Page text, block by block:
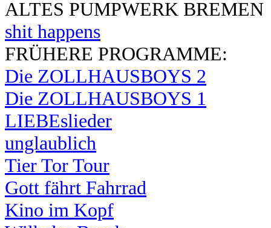
ALTES PUMPWERK BREMEN
shit happens
FRÜHERE PROGRAMME:
Die ZOLLHAUSBOYS 2
Die ZOLLHAUSBOYS 1
LIEBEslieder
unglaublich
Tier Tor Tour
Gott fährt Fahrrad
Kino im Kopf